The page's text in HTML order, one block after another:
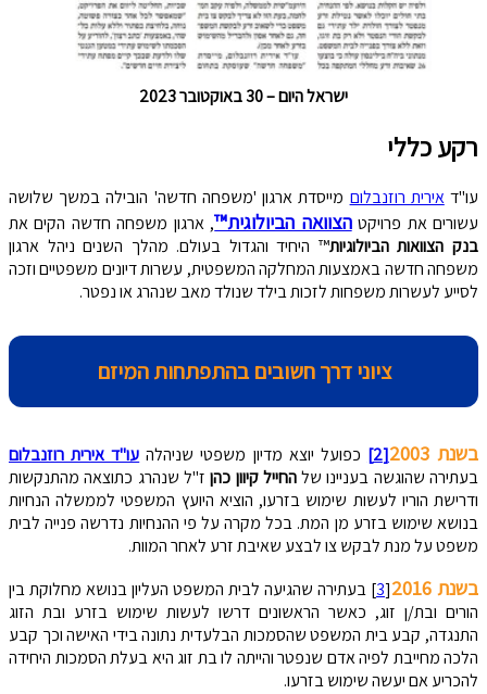
ישראל היום – 30 באוקטובר 2023
רקע כללי
עו"דאירית רוזנבלום מייסדת ארגון 'משפחה חדשה' הובילה במשך שלושה
עשורים את פרויקטהצוואה הביולוגית™, ארגון משפחה חדשה הקים את
בנק הצוואות הביולוגיות™ היחיד והגדול בעולם. מהלך השנים ניהל ארגון
משפחה חדשה באמצעות המחלקה המשפטית, עשרות דיונים משפטיים וזכה
לסייע לעשרות משפחות לזכות בילד שנולד מאב שנהרג או נפטר.
ציוני דרך חשובים בהתפתחות המיזם
בשנת 2003 [2] כפועל יוצא מדיון משפטי שניהלה עו"ד אירית רוזנבלום
בעתירה שהוגשה בעניינו שלהחייל קיוון כהןז"ל שנהרג כתוצאה מהתנקשות
ודרישת הוריו לעשות שימוש בזרעו, הוציא היועץ המשפטי לממשלה הנחיות
בנושא שימוש בזרע מן המת. בכל מקרה על פי ההנחיות נדרשה פנייה לבית
משפט על מנת לבקש צו לבצע שאיבת זרע לאחר המוות.
בשנת 2016 [
3] בעתירה שהגיעה לבית המשפט העליון בנושא מחלוקת בין
הורים ובת/ן זוג, כאשר הראשונים דרשו לעשות שימוש בזרע ובת הזוג
התנגדה, קבע בית המשפט שהסמכות הבלעדית נתונה בידי האישה וכך קבע
הלכה מחייבת לפיה אדם שנפטר והייתה לו בת זוג היא בעלת הסמכות היחידה
להכריע אם יעשה שימוש בזרעו.